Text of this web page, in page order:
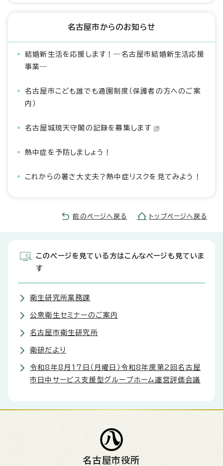
名古屋市からのお知らせ
結婚新生活を応援します！―名古屋市結婚新生活応援
事業―
名古屋市こども誰でも通園制度（保護者の方へのご案
内）
名古屋城現天守閣の記録を募集します
熱中症を予防しましょう！
これからの暑さ大丈夫？熱中症リスクを見てみよう！
前のページへ戻る トップページへ戻る
このページを見ている方はこんなページも見ていま
す
衛生研究所業務課
公衆衛生セミナーのご案内
名古屋市衛生研究所
衛研だより
令和8年8月17日（月曜日）令和8年度第2回名古屋
市日中サービス支援型グループホーム運営評価会議
名古屋市役所